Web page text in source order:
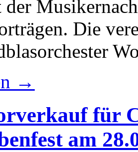
der
Die
→
für
am